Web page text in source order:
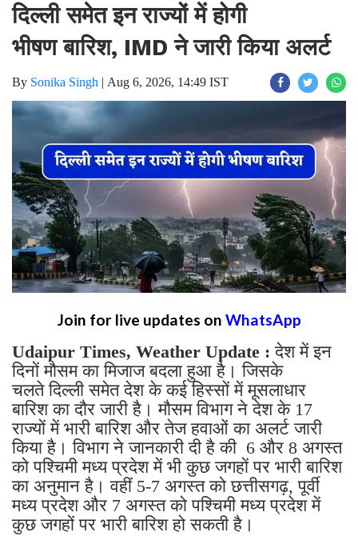
दिल्ली समेत इन राज्यों में होगी
भीषण बारिश, IMD ने जारी किया अलर्ट
By Sonika Singh | Aug 6, 2026, 14:49 IST
Join for live updates on WhatsApp
Udaipur Times, Weather Update :देश में इन
दिनों मौसम का मिजाज बदला हुआ है। जिसके
चलते दिल्ली समेत देश के कई हिस्सों में मूसलाधार
बारिश का दौर जारी है। मौसम विभाग ने देश के 17
राज्यों में भारी बारिश और तेज हवाओं का अलर्ट जारी
किया है। विभाग ने जानकारी दी है की 6 और 8 अगस्त
को पश्चिमी मध्य प्रदेश में भी कुछ जगहों पर भारी बारिश
का अनुमान है। वहीं 5-7 अगस्त को छत्तीसगढ़, पूर्वी
मध्य प्रदेश और 7 अगस्त को पश्चिमी मध्य प्रदेश में
कुछ जगहों पर भारी बारिश हो सकती है।